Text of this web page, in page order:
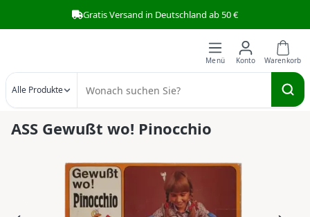
Zum Hauptinhalt springenGratis Versand in Deutschland ab 50 €
Alle Produkte
ASS Gewußt wo! Pinocchio